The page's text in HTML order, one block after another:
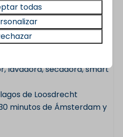
y terraza soleada
amarre
lavavajillas, horno,
lavadora, secadora, smart
de Loosdrecht
minutos de Ámsterdam y
todas